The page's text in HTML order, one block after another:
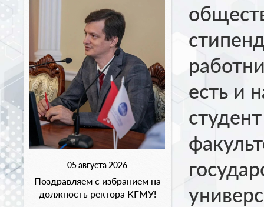
05 августа 2026
Поздравляем с избранием на
должность ректора КГМУ!
есть и